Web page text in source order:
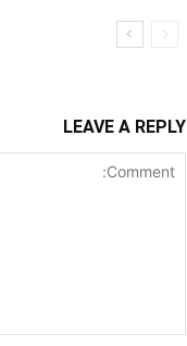
LEAVE A REPLY